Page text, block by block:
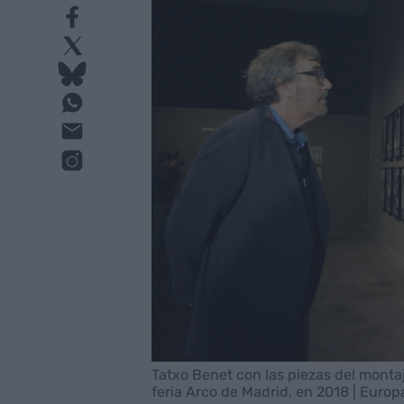
Tatxo Benet con las piezas del
feria Arco de Madrid, en 2018 |